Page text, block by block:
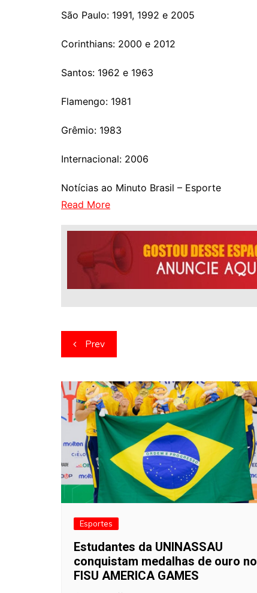
São Paulo: 1991, 1992 e 2005
Corinthians: 2000 e 2012
Santos: 1962 e 1963
Flamengo: 1981
Grêmio: 1983
Internacional: 2006
Notícias ao Minuto Brasil – Esporte
Read More
Navegação
de
artigos
Prev
Esportes
Estudantes da UNINASSAU
conquistam medalhas de ouro no
FISU AMERICA GAMES